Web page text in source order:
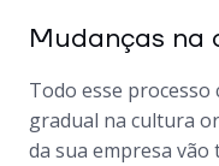
Mudanças
Todo esse
gradual na cultura
da sua empresa vão